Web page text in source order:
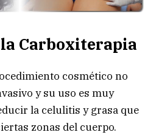
Carboxiterapia
cosmético no
y su uso es muy
la celulitis y grasa que
zonas del cuerpo.